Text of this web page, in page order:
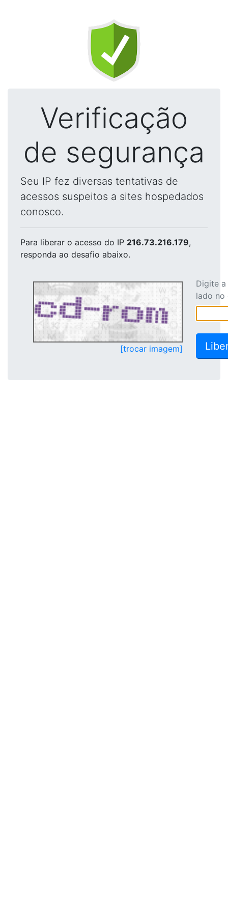
Verificação
de segurança
Seu IP fez diversas tentativas de
acessos suspeitos a sites hospedados
conosco.
Para liberar o acesso do IP 216.73.216.179,
responda ao desafio abaixo.
[trocar imagem]
Digite
lado no